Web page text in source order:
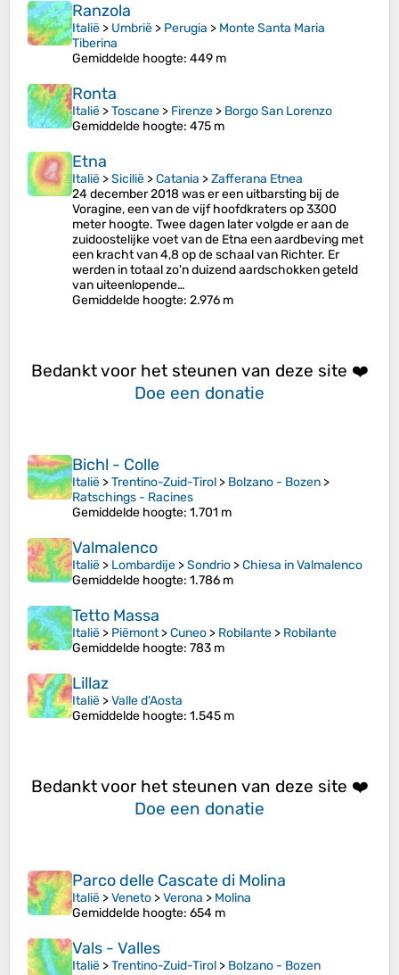
Ranzola
Italië > Umbrië > Perugia > Monte Santa Maria
Tiberina
Gemiddelde hoogte: 449 m
Ronta
Italië >Toscane > Firenze > Borgo San Lorenzo
Gemiddelde hoogte: 475 m
Etna
Italië >Sicilië >Catania >Zafferana Etnea
24 december 2018 was er een uitbarsting bij de
Voragine, een van de vijf hoofdkraters op 3300
meter hoogte. Twee dagen later volgde er aan de
zuidoostelijke voet van de Etna een aardbeving met
een kracht van 4,8 op de schaal van Richter. Er
werden in totaal zo'n duizend aardschokken geteld
van uiteenlopende…
Gemiddelde hoogte: 2.976 m
Bedankt voor het steunen van deze site ❤️
Doe een donatie
Bichl - Colle
Italië >Trentino-Zuid-Tirol > Bolzano - Bozen >
Ratschings - Racines
Gemiddelde hoogte: 1.701 m
Valmalenco
Italië > Lombardije >Sondrio >Chiesa in Valmalenco
Gemiddelde hoogte: 1.786 m
Tetto Massa
Italië > Piëmont>Cuneo > Robilante > Robilante
Gemiddelde hoogte: 783 m
Lillaz
Italië >Valle d'Aosta
Gemiddelde hoogte: 1.545 m
Bedankt voor het steunen van deze site ❤️
Doe een donatie
Parco delle Cascate di Molina
Italië >Veneto >Verona > Molina
Gemiddelde hoogte: 654 m
Vals - Valles
Italië >Trentino-Zuid-Tirol > Bolzano - Bozen